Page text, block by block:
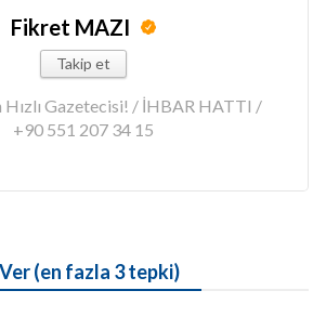
Fikret MAZI
Takip et
Hızlı Gazetecisi! / İHBAR HATTI /
+90 551 207 34 15
(en fazla 3 tepki)